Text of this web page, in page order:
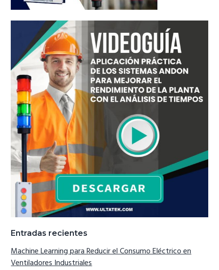
Entradas recientes
Machine Learning para Reducir el Consumo Eléctrico en
Ventiladores Industriales